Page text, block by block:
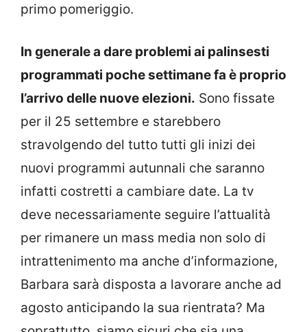
primo pomeriggio.
In generale a dare problemi ai palinsesti
programmati poche settimane fa è proprio
l’arrivo delle nuove elezioni. Sono fissate
per il 25 settembre e starebbero
stravolgendo del tutto tutti gli inizi dei
nuovi programmi autunnali che saranno
infatti costretti a cambiare date. La tv
deve necessariamente seguire l’attualità
per rimanere un mass media non solo di
intrattenimento ma anche d’informazione,
Barbara sarà disposta a lavorare anche ad
agosto anticipando la sua rientrata? Ma